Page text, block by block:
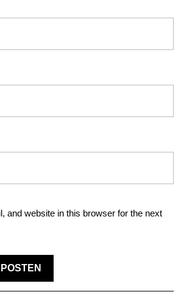
and website in this browser for the next